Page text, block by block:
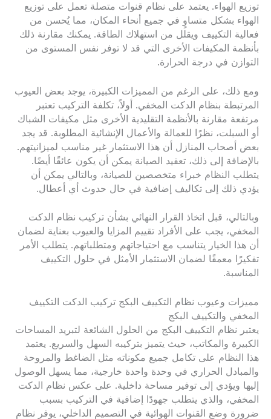
توزيع الهواء. يعتمد على نظام قنوات متصلة تعمل على توزيع
الهواء بشكل متساوٍ في جميع أنحاء المكان، مما يُحسن من
فعالية التكييف ويقلل من استهلاك الطاقة. يمكنك مقارنة ذلك
بأنظمة المكيفات الأخرى التي قد لا توفر نفس المستوى من
التوازن في درجة الحرارة.
ومع ذلك، على الرغم من المميزات الكبيرة، يوجد بعض العيوب
المرتبطة بنظام الدكت المخفي. أولاً، تكلفة التركيب تعتبر
مرتفعة مقارنة بالأنظمة التقليدية الأخرى مثل مكيفات الشباك
أو السبلت، نظرًا للعمالة والأعمال الإنشائية المطلوبة. قد يجد
بعض أصحاب المنازل أن هذا الاستثمار غير مناسب لميزانيتهم.
بالإضافة إلى ذلك، تعقيد الصيانة يمكن أن يكون عائقًا أيضًا.
يتطلب النظام خبراء متخصصين للصيانة، وبالتالي يمكن أن
يؤدي ذلك إلى تكاليف إضافية في حال حدوث أي أعطال.
وبالتالي، قبل اتخاذ القرار النهائي بشأن تركيب نظام الدكت
المخفي، يجب على الأفراد تقييم المزايا والعيوب بعناية لضمان
أن هذا الخيار يتناسب مع احتياجاتهم ومتطلباتهم. يتطلب الأمر
تفكيرًا معمقًا لضمان الاستثمار الأمثل في حلول التكييف
المناسبة.
مميزات وعيوب نظام التكييف البكج تركيب الدكت التكييف
المخفي والتكييف البكج
يعتبر نظام التكييف البكج من الحلول الشائعة لتبريد المساحات
الكبيرة والمكاتب، حيث يتميز بتركيبه السهل والسريع. يعتمد
هذا النظام على تكامل جميع مكوناته مثل الضاغط والمروحة
والمبادل الحراري في وحدة واحدة خارجية، مما يسهل الوصول
إليها ويؤدي إلى توفير مساحة داخلية. على عكس نظام الدكت
المخفي، والذي يتطلب جهودًا إضافية في التركيب بسبب
ضرورة وضع القنوات الهوائية في التصميم الداخلي، يوفر نظام